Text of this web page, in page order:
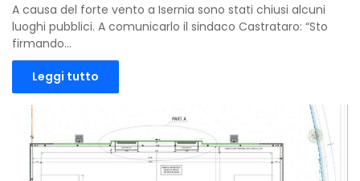
A causa del forte vento a Isernia sono stati chiusi alcuni
luoghi pubblici. A comunicarlo il sindaco Castrataro: “Sto
firmando…
Leggi tutto